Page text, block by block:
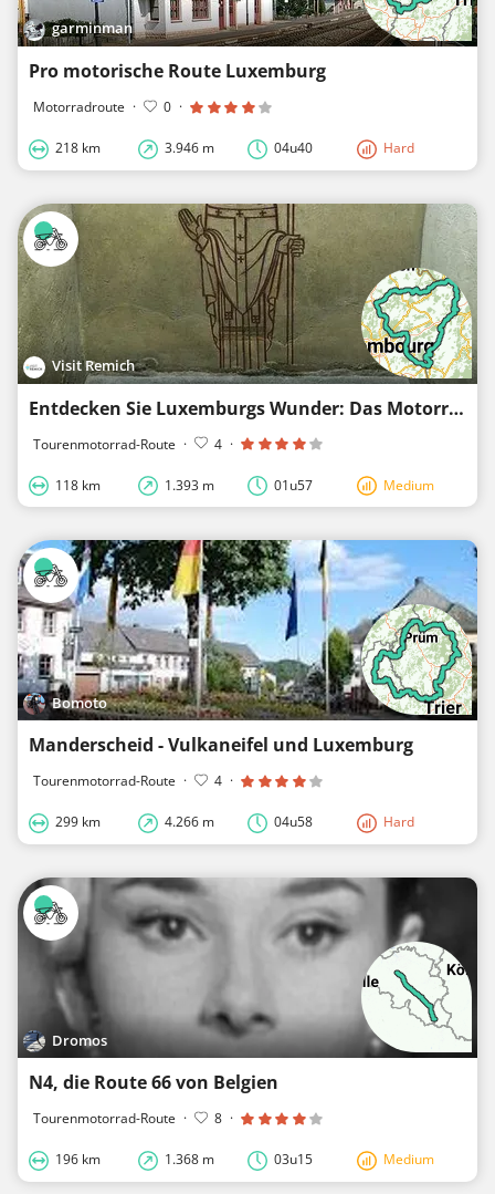
garminman
Pro motorische Route Luxemburg
Motorradroute · 0 ·
218 km 3.946 m 04u40 Hard
Visit Remich
Entdecken Sie Luxemburgs Wunder: Das Motorraderlebnis Remich-Müllerthal-Mosel
Tourenmotorrad-Route · 4 ·
118 km 1.393 m 01u57 Medium
Bomoto
Manderscheid - Vulkaneifel und Luxemburg
Tourenmotorrad-Route · 4 ·
299 km 4.266 m 04u58 Hard
Dromos
N4, die Route 66 von Belgien
Tourenmotorrad-Route · 8 ·
196 km 1.368 m 03u15 Medium